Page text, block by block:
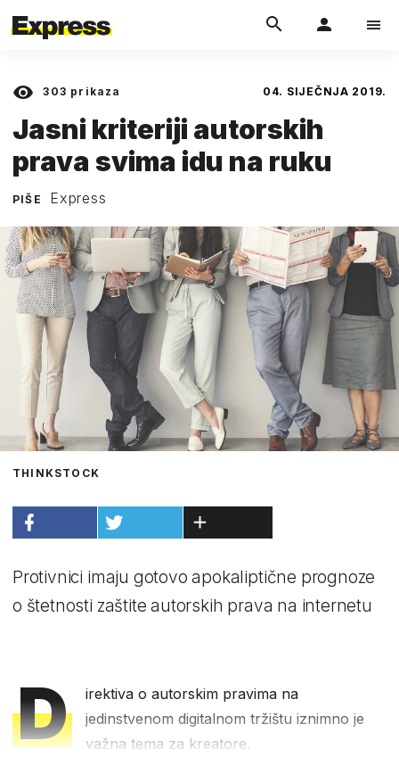
303 prikaza 04. SIJEČNJA 2019.
Jasni kriteriji autorskih
prava svima idu na ruku
PIŠE Express
THINKSTOCK
Protivnici imaju gotovo apokaliptične prognoze
o štetnosti zaštite autorskih prava na internetu
D
irektiva o autorskim pravima na
jedinstvenom digitalnom tržištu iznimno je
važna tema za kreatore.